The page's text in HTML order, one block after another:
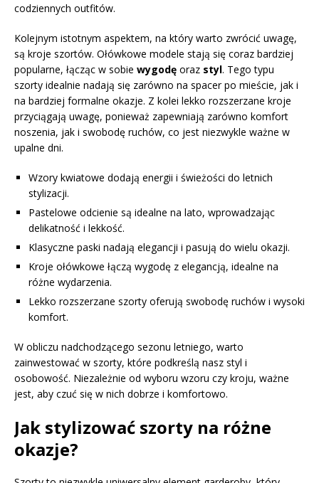
codziennych outfitów.
Kolejnym istotnym aspektem, na który warto zwrócić uwagę,
są kroje szortów. Ołówkowe modele stają się coraz bardziej
popularne, łącząc w sobie wygodę oraz styl. Tego typu
szorty idealnie nadają się zarówno na spacer po mieście, jak i
na bardziej formalne okazje. Z kolei lekko rozszerzane kroje
przyciągają uwagę, ponieważ zapewniają zarówno komfort
noszenia, jak i swobodę ruchów, co jest niezwykle ważne w
upalne dni.
Wzory kwiatowe dodają energii i świeżości do letnich
stylizacji.
Pastelowe odcienie są idealne na lato, wprowadzając
delikatność i lekkość.
Klasyczne paski nadają elegancji i pasują do wielu okazji.
Kroje ołówkowe łączą wygodę z elegancją, idealne na
różne wydarzenia.
Lekko rozszerzane szorty oferują swobodę ruchów i wysoki
komfort.
W obliczu nadchodzącego sezonu letniego, warto
zainwestować w szorty, które podkreślą nasz styl i
osobowość. Niezależnie od wyboru wzoru czy kroju, ważne
jest, aby czuć się w nich dobrze i komfortowo.
Jak stylizować szorty na różne
okazje?